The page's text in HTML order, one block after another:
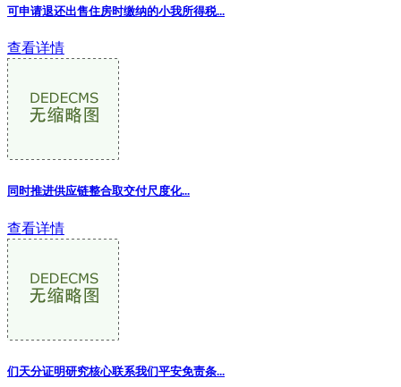
可申请退还出售住房时缴纳的小我所得税...
查看详情
同时推进供应链整合取交付尺度化...
查看详情
们天分证明研究核心联系我们平安免责条...